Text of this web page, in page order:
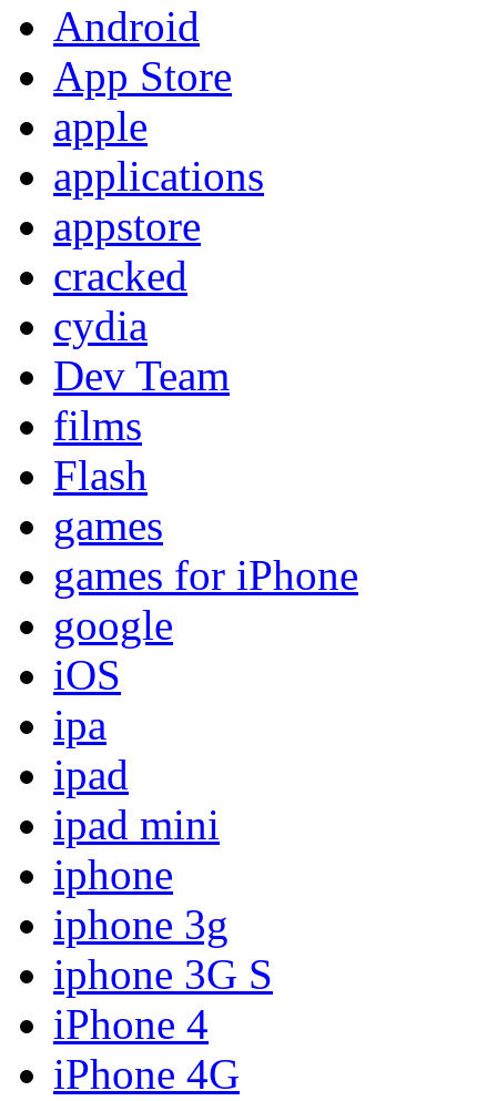
Android
App Store
apple
applications
appstore
cracked
cydia
Dev Team
films
Flash
games
games for iPhone
google
iOS
ipa
ipad
ipad mini
iphone
iphone 3g
iphone 3G S
iPhone 4
iPhone 4G